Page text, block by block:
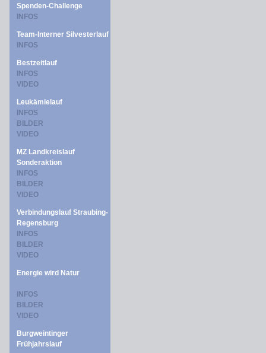
Spenden-Challenge
INFOS
Team-Interner Silvesterlauf
INFOS
Bestzeitlauf
INFOS
VIDEO
Leukämielauf
INFOS
BILDER
VIDEO
MZ Landkreislauf
Sonderaktion
INFOS
BILDER
VIDEO
Verbindungslauf Straubing-
Regensburg
INFOS
BILDER
VIDEO
Energie wird Natur
INFOS
BILDER
VIDEO
Burgweintinger
Frühjahrslauf